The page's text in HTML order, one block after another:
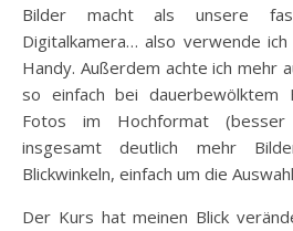
Bilder macht als unsere
Digitalkamera… also verwende
Handy. Außerdem achte ich mehr
so einfach bei dauerbewölktem
Fotos im Hochformat
insgesamt deutlich mehr
Blickwinkeln, einfach um die
Der Kurs hat meinen Blick